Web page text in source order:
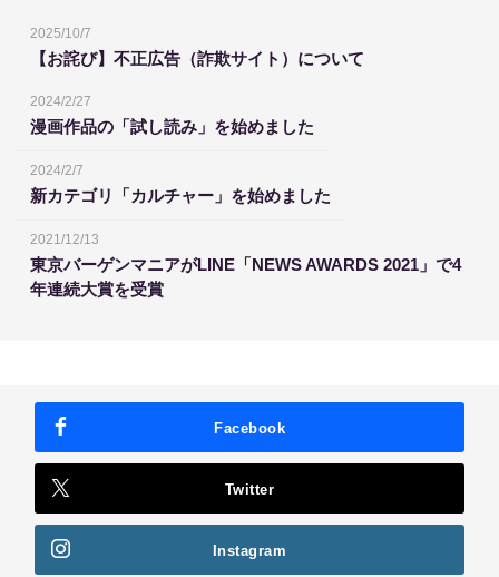
2025/10/7
【お詫び】不正広告（詐欺サイト）について
2024/2/27
漫画作品の「試し読み」を始めました
2024/2/7
新カテゴリ「カルチャー」を始めました
2021/12/13
東京バーゲンマニアがLINE「NEWS AWARDS 2021」で4
年連続大賞を受賞
Facebook
Twitter
Instagram